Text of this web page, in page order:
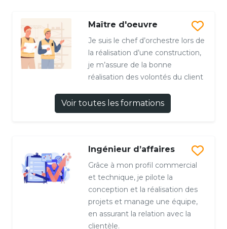
Maître d'oeuvre
Je suis le chef d’orchestre lors de
la réalisation d’une construction,
je m’assure de la bonne
réalisation des volontés du client
Voir toutes les formations
Ingénieur d’affaires
Grâce à mon profil commercial
et technique, je pilote la
conception et la réalisation des
projets et manage une équipe,
en assurant la relation avec la
clientèle.